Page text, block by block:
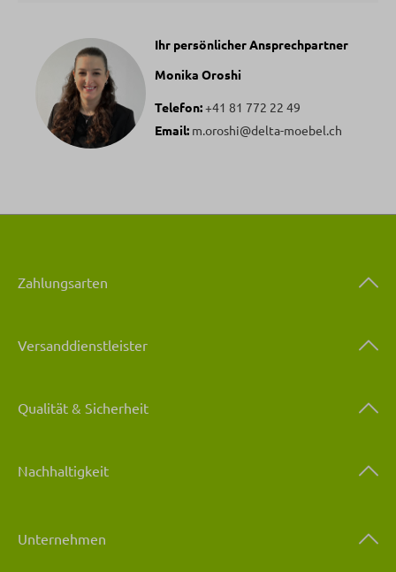
Ihr persönlicher Ansprechpartner
Monika Oroshi
Telefon:+41 81 772 22 49
Email: m.oroshi@delta-moebel.ch
Zahlungsarten
Versanddienstleister
Qualität & Sicherheit
Nachhaltigkeit
Unternehmen